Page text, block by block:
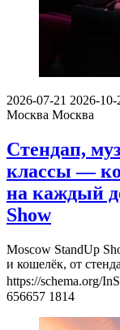
2026-07-21 2026-10-
Москва Москва
Стендап,
классы —
на каждый
Show
Moscow StandUp
и кошелёк, от
https://schema.org/
656657 1814